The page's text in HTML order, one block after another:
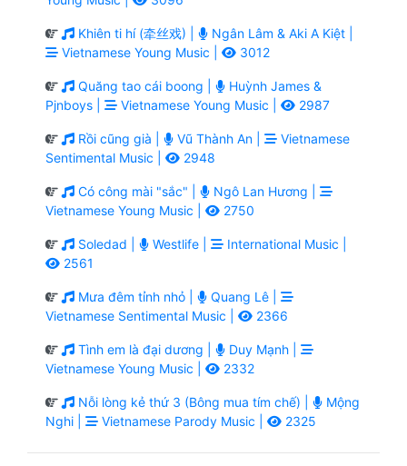
Khiên ti hí (牵丝戏) |
Ngân Lâm & Aki A Kiệt |
Vietnamese Young Music |
3012
Quăng tao cái boong |
Huỳnh James &
Pjnboys |
Vietnamese Young Music | 2987
Rồi cũng già | Vũ Thành An |
Vietnamese
Sentimental Music |
2948
Có công mài "sắc" |
Ngô Lan Hương |
Vietnamese Young Music |
2750
Soledad | Westlife |
International Music |
2561
Mưa đêm tỉnh nhỏ |
Quang Lê |
Vietnamese Sentimental Music |
2366
Tình em là đại dương |
Duy Mạnh |
Vietnamese Young Music |
2332
Nỗi lòng kẻ thứ 3 (Bông mua tím chế) |
Mộng
Nghi |
Vietnamese Parody Music | 2325